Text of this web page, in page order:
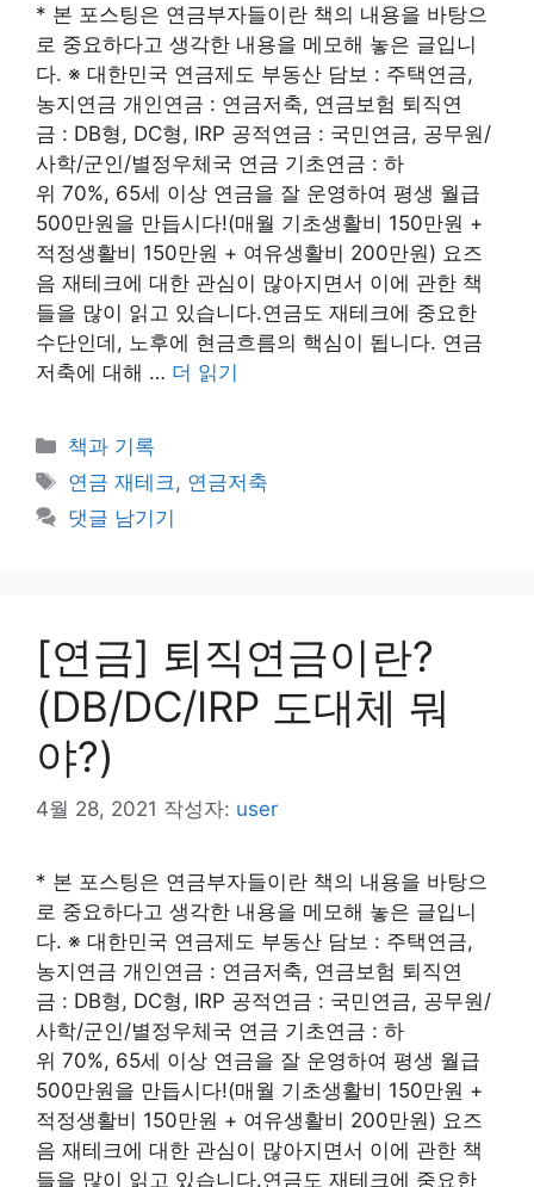
* 본 포스팅은 연금부자들이란 책의 내용을 바탕으
로 중요하다고 생각한 내용을 메모해 놓은 글입니
다. ※ 대한민국 연금제도 부동산 담보 : 주택연금,
농지연금 개인연금 : 연금저축, 연금보험 퇴직연
금 : DB형, DC형, IRP 공적연금 : 국민연금, 공무원/
사학/군인/별정우체국 연금 기초연금 : 하
위 70%, 65세 이상 연금을 잘 운영하여 평생 월급
500만원을 만듭시다!(매월 기초생활비 150만원 +
적정생활비 150만원 + 여유생활비 200만원) 요즈
음 재테크에 대한 관심이 많아지면서 이에 관한 책
들을 많이 읽고 있습니다.연금도 재테크에 중요한
수단인데, 노후에 현금흐름의 핵심이 됩니다. 연금
저축에 대해 … 더 읽기
카
테
리
책과 기록
태
그
연금 재테크 , 연금저축
댓글 남기기
[연금] 퇴직연금이란?
(DB/DC/IRP 도대체 뭐
야?)
4월 28, 2021 작성자: user
* 본 포스팅은 연금부자들이란 책의 내용을 바탕으
로 중요하다고 생각한 내용을 메모해 놓은 글입니
다. ※ 대한민국 연금제도 부동산 담보 : 주택연금,
농지연금 개인연금 : 연금저축, 연금보험 퇴직연
금 : DB형, DC형, IRP 공적연금 : 국민연금, 공무원/
사학/군인/별정우체국 연금 기초연금 : 하
위 70%, 65세 이상 연금을 잘 운영하여 평생 월급
500만원을 만듭시다!(매월 기초생활비 150만원 +
적정생활비 150만원 + 여유생활비 200만원) 요즈
음 재테크에 대한 관심이 많아지면서 이에 관한 책
들을 많이 읽고 있습니다.연금도 재테크에 중요한